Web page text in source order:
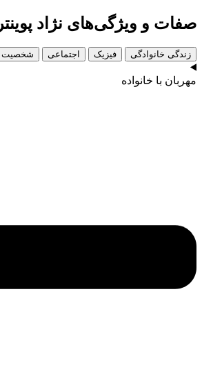
صفات و ویژگی‌های نژاد پوینتر
زندگی خانوادگی فیزیک اجتماعی شخصیت
مهربان با خانواده